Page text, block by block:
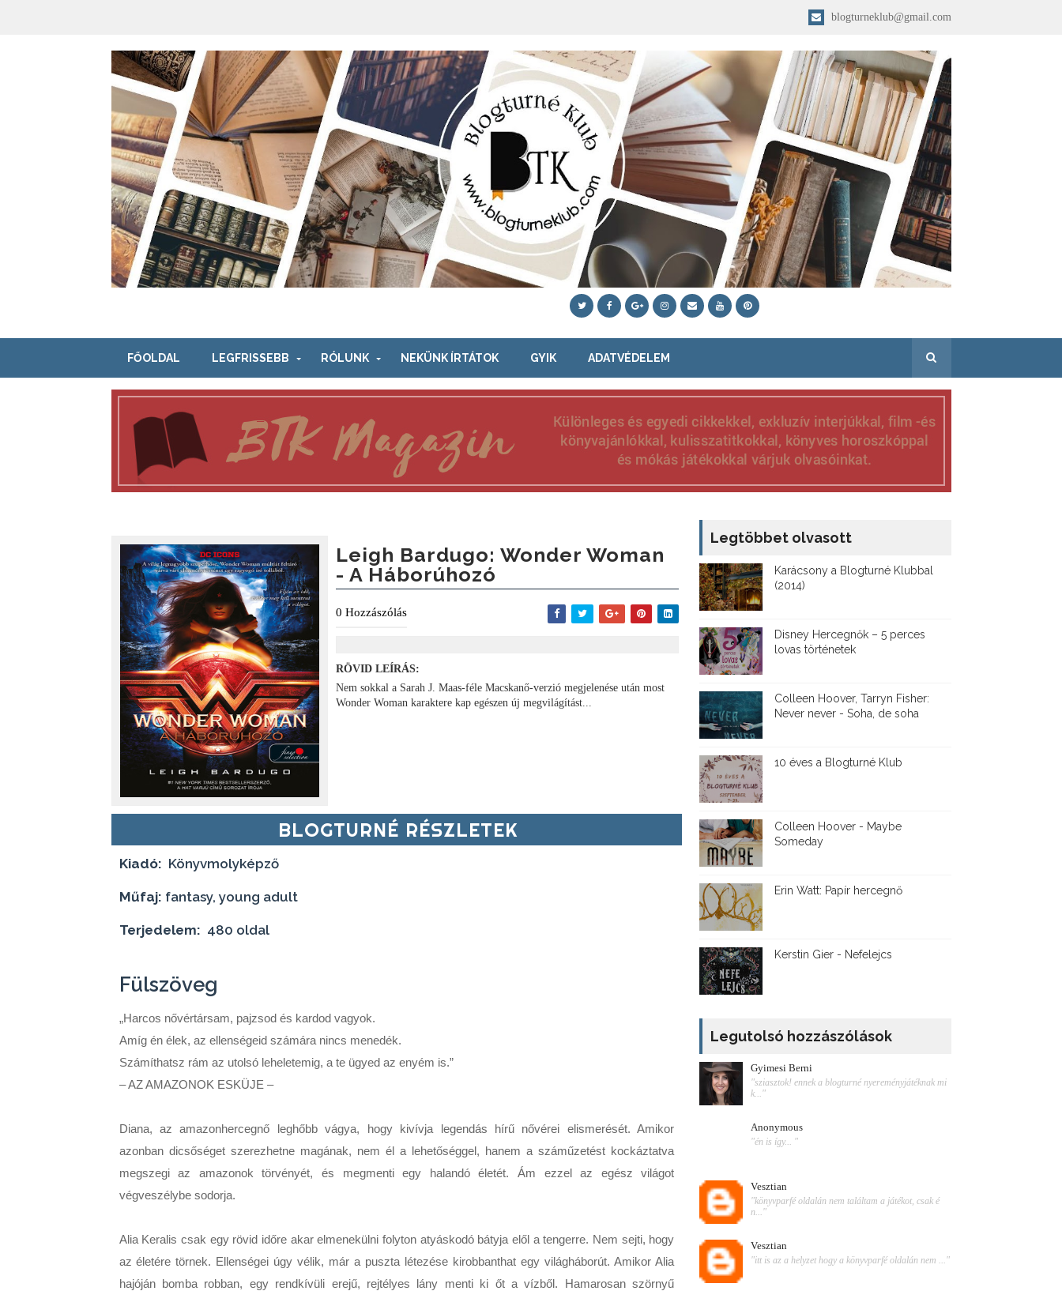
blogturneklub@gmail.com
FŐOLDAL LEGFRISSEBB RÓLUNK NEKÜNK ÍRTÁTOK GYIK ADATVÉDELEM
Leigh Bardugo: Wonder Woman
- A Háborúhozó
0 Hozzászólás
RÖVID LEÍRÁS:
Nem sokkal a Sarah J. Maas-féle Macskanő-verzió megjelenése után most
Wonder Woman karaktere kap egészen új megvilágítást...
BLOGTURNÉ RÉSZLETEK
Kiadó: Könyvmolyképző
Műfaj: fantasy, young adult
Terjedelem: 480 oldal
Fülszöveg
„Harcos ​nővértársam, pajzsod és kardod vagyok.
Amíg én élek, az ellenségeid számára nincs menedék.
Számíthatsz rám az utolsó leheletemig, a te ügyed az enyém is.”
– AZ AMAZONOK ESKÜJE –
Diana, az amazonhercegnő leghőbb vágya, hogy kivívja legendás hírű nővérei elismerését. Amikor
azonban dicsőséget szerezhetne magának, nem él a lehetőséggel, hanem a száműzetést kockáztatva
megszegi az amazonok törvényét, és megmenti egy halandó életét. Ám ezzel az egész világot
végveszélybe sodorja.
Alia Keralis csak egy rövid időre akar elmenekülni folyton atyáskodó bátyja elől a tengerre. Nem sejti, hogy
az életére törnek. Ellenségei úgy vélik, már a puszta létezése kirobbanthat egy világháborút. Amikor Alia
hajóján bomba robban, egy rendkívüli erejű, rejtélyes lány menti ki őt a vízből. Hamarosan szörnyű
Legtöbbet olvasott
Karácsony a Blogturné Klubbal
(2014)
Disney ​Hercegnők – 5 perces
lovas történetek
Colleen Hoover, Tarryn Fisher:
Never never - Soha, de soha
10 éves a Blogturné Klub
Colleen Hoover - Maybe
Someday
Erin Watt: Papír hercegnő
Kerstin Gier - Nefelejcs
Legutolsó hozzászólások
Gyimesi Berni
"sziasztok! ennek a blogturné nyereményjátéknak mi
k..."
Anonymous
"én is így... "
Vesztian
"könyvparfé oldalán nem találtam a játékot, csak é
n..."
Vesztian
"itt is az a helyzet hogy a könyvparfé oldalán nem ..."